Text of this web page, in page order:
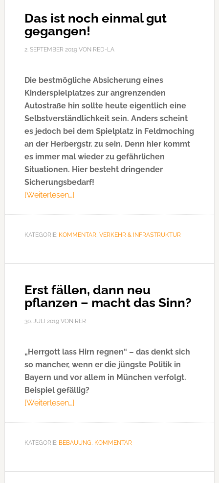
Das ist noch einmal gut
gegangen!
2. SEPTEMBER 2019VON RED-LA
Die bestmögliche Absicherung eines
Kinderspielplatzes zur angrenzenden
Autostraße hin sollte heute eigentlich eine
Selbstverständlichkeit sein. Anders scheint
es jedoch bei dem Spielplatz in Feldmoching
an der Herbergstr. zu sein. Denn hier kommt
es immer mal wieder zu gefährlichen
Situationen. Hier besteht dringender
Sicherungsbedarf!
[Weiterlesen…]
einmal
KATEGORIE: KOMMENTAR, VERKEHR & INFRASTRUKTUR
Erst fällen, dann neu
pflanzen – macht das Sinn?
30. JULI 2019VON RER
„Herrgott lass Hirn regnen“ – das denkt sich
so mancher, wenn er die jüngste Politik in
Bayern und vor allem in München verfolgt.
Beispiel gefällig?
[Weiterlesen…]
neu
KATEGORIE: BEBAUUNG, KOMMENTAR